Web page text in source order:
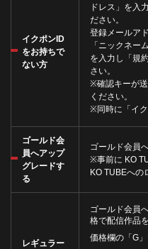
イクポンID
をお持ちで
ない方
ドレス」を入
ださい。
登録メールア
「ニックネー
を入力し「規
さい。
※確認キーが送
ください。
※同時に「 イ
ゴールド会
員へアップ
グレードす
る
ゴールド会員
※事前に KO
KO TUBEへの
レギュラー
ゴールド会員
格で配信作品
価格欄の「G